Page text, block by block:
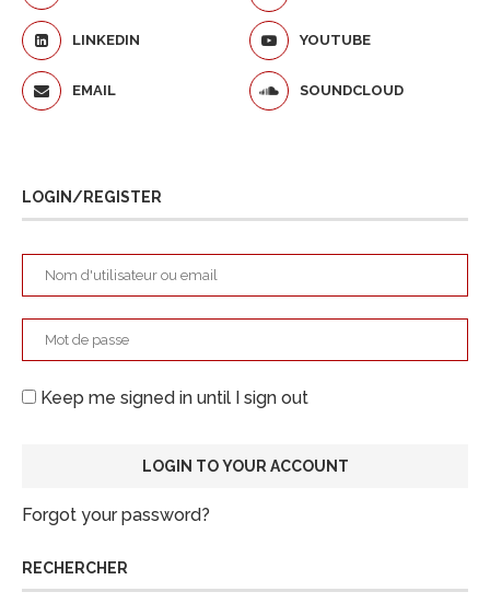
LINKEDIN YOUTUBE
EMAIL SOUNDCLOUD
LOGIN/REGISTER
Keep me signed in until I sign out
Forgot your password?
RECHERCHER